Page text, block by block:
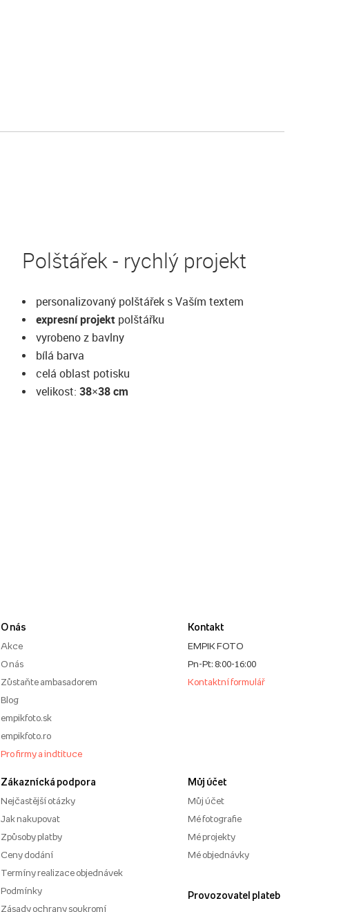
Polštářek - rychlý projekt
personalizovaný polštářek s Vaším textem
expresní projekt polštářku
vyrobeno z bavlny
bílá barva
celá oblast potisku
velikost: 38×38 cm
O nás
Akce
O nás
Zůstaňte ambasadorem
Blog
empikfoto.sk
empikfoto.ro
Pro firmy a indtituce
Zákaznícká podpora
Nejčastější otázky
Jak nakupovat
Způsoby platby
Ceny dodání
Termíny realizace objednávek
Podmínky
Zásady ochrany soukromí
Kontakt
EMPIK FOTO
Pn-Pt: 8:00-16:00
Kontaktní formulář
Můj účet
Můj účet
Mé fotografie
Mé projekty
Mé objednávky
Provozovatel plateb